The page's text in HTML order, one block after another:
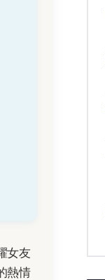
女友
熱情